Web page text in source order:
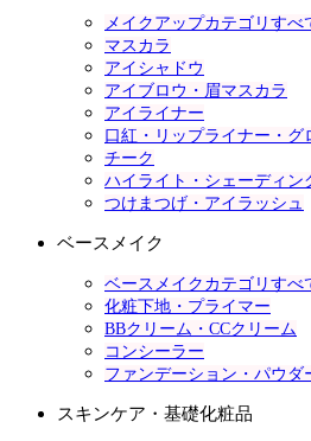
メイクアップカテゴリすべ
マスカラ
アイシャドウ
アイブロウ・眉マスカラ
アイライナー
口紅・リップライナー・グ
チーク
ハイライト・シェーディン
つけまつげ・アイラッシュ
ベースメイク
ベースメイクカテゴリすべ
化粧下地・プライマー
BBクリーム・CCクリーム
コンシーラー
ファンデーション・パウダ
スキンケア・基礎化粧品